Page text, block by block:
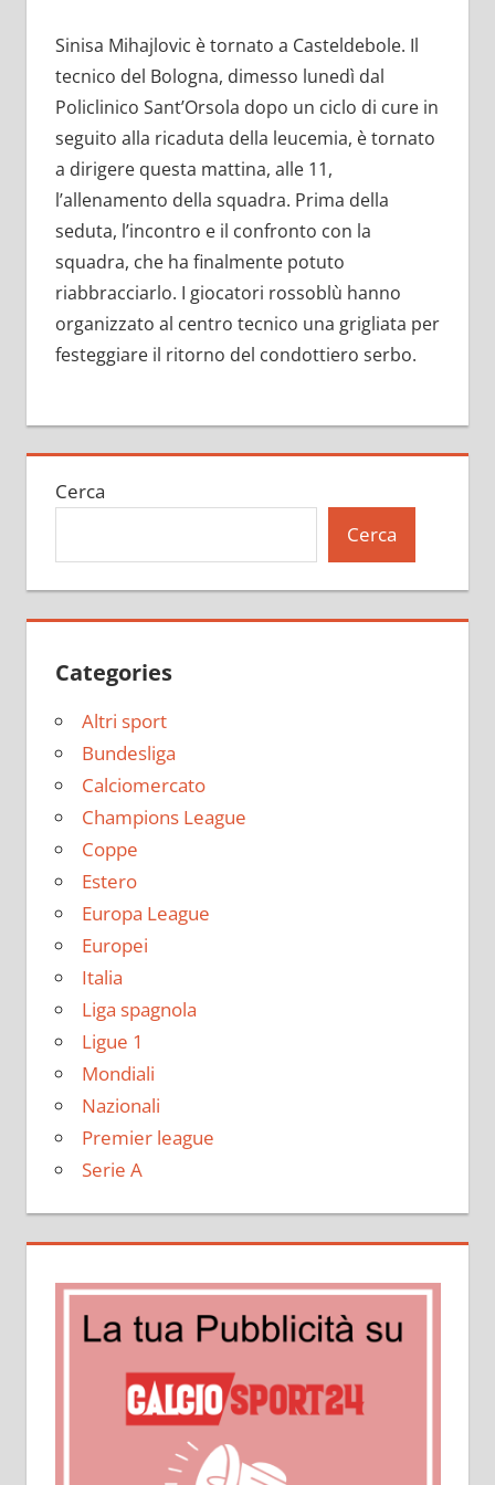
Sinisa Mihajlovic è tornato a Casteldebole. Il
tecnico del Bologna, dimesso lunedì dal
Policlinico Sant’Orsola dopo un ciclo di cure in
seguito alla ricaduta della leucemia, è tornato
a dirigere questa mattina, alle 11,
l’allenamento della squadra. Prima della
seduta, l’incontro e il confronto con la
squadra, che ha finalmente potuto
riabbracciarlo. I giocatori rossoblù hanno
organizzato al centro tecnico una grigliata per
festeggiare il ritorno del condottiero serbo.
Cerca
Cerca
Categories
Altri sport
Bundesliga
Calciomercato
Champions League
Coppe
Estero
Europa League
Europei
Italia
Liga spagnola
Ligue 1
Mondiali
Nazionali
Premier league
Serie A